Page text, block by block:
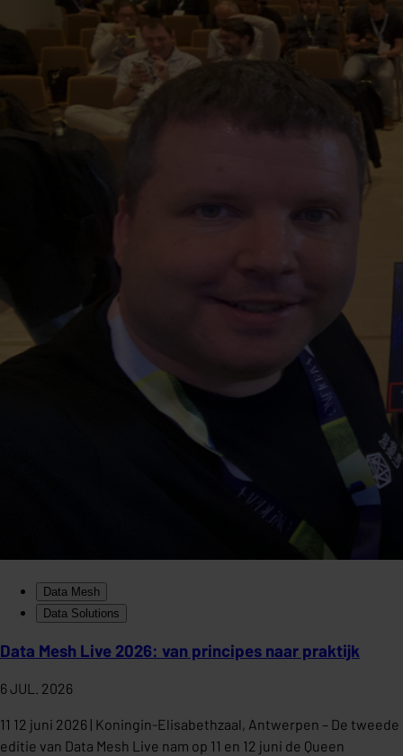
Data Mesh
Data Solutions
Data Mesh Live 2026: van principes naar praktijk
6 JUL. 2026
11 12 juni 2026 | Koningin-Elisabethzaal, Antwerpen – De tweede
editie van Data Mesh Live nam op 11 en 12 juni de Queen